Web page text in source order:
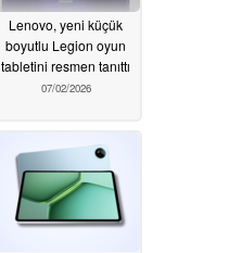
Lenovo, yeni küçük
boyutlu Legion oyun
tabletini resmen tanıttı
07/02/2026